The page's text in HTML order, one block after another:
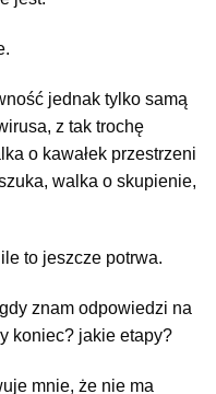
jednak tylko samą
z tak trochę
o kawałek przestrzeni
walka o skupienie,
to jeszcze potrwa.
znam odpowiedzi na
koniec? jakie etapy?
mnie, że nie ma